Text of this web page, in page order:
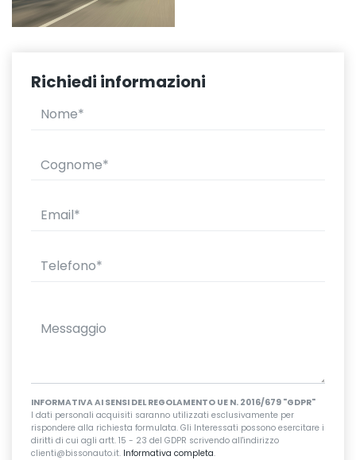
Richiedi informazioni
INFORMATIVA AI SENSI DEL REGOLAMENTO UE N. 2016/679 "GDPR"
I dati personali acquisiti saranno utilizzati esclusivamente per
rispondere alla richiesta formulata. Gli Interessati possono esercitare i
diritti di cui agli artt. 15 - 23 del GDPR scrivendo all'indirizzo
clienti@bissonauto.it. Informativa completa.